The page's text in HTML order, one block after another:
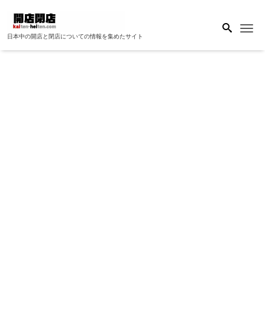
日本中の開店と閉店についての情報を集めたサイト